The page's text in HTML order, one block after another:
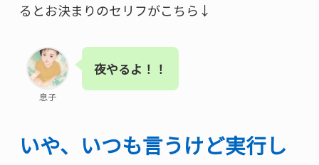
るとお決まりのセリフがこちら↓
息子
夜やるよ！！
いや、いつも言うけど実行し